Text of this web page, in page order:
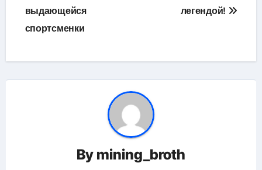
выдающейся
спортсменки
легендой!
By mining_broth